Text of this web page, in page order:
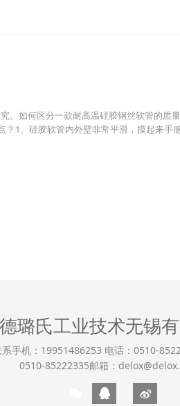
。如何区分一款耐高温硅胶钢丝软管的质
1、硅胶软管内外壁非常平滑，摸起来手
德璐氏工业技术无锡
系手机：19951486253 电话：0510-
0510-85222335邮箱：